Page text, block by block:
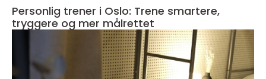
Personlig trener i Oslo: Trene smartere,
tryggere og mer målrettet